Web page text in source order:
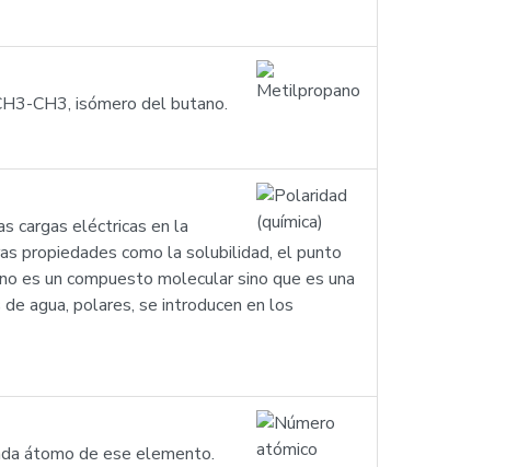
CH3, isómero del butano.
cargas eléctricas en la
propiedades como la solubilidad, el punto
es un compuesto molecular sino que es una
agua, polares, se introducen en los
átomo de ese elemento.